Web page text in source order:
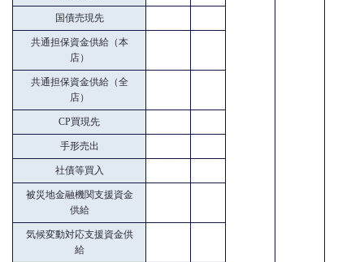
国債売現先
共通担保資金供給（本
店）
共通担保資金供給（全
店）
CP買現先
手形売出
社債等買入
被災地金融機関支援資金
供給
気候変動対応支援資金供
給